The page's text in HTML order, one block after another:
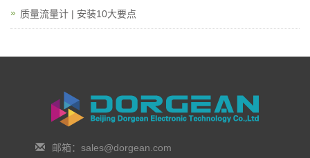
质量流量计 | 安装10大要点
邮箱：sales@dorgean.com